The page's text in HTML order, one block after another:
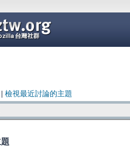
檢視最近討論的主題